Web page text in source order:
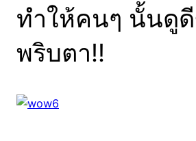
ทำให้คนๆ นั้นดู
พริบตา!!